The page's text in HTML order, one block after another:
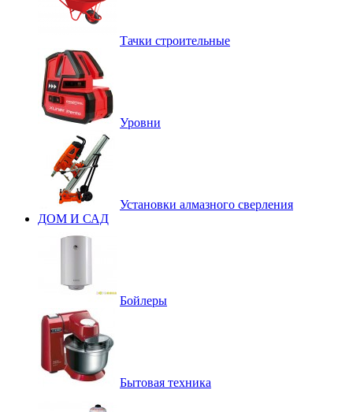
Тачки строительные
Уровни
Установки алмазного сверления
ДОМ И САД
Бойлеры
Бытовая техника